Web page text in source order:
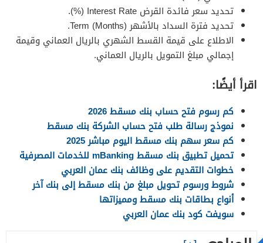
تحديد سعر فائدة القرض Interest Rate (%).
تحديد فترة السداد بالأشهر Term (Months).
الاطلاع على قيمة القسط الشهري بالريال العماني وقيمة
إجمالي مبلغ التمويل بالريال العماني.
اقرأ أيضًا:
كم رسوم فتح حساب بنك مسقط 2026
نموذج رسالة طلب فتح حساب الشركة بنك مسقط
كم سعر سهم بنك مسقط اليوم مباشر 2025
تحميل تطبيق بنك مسقط mBanking للخدمات المصرفية
خطوات التقديم على وظائف بنك عمان العربي
شروط ورسوم تحويل مبلغ من بنك مسقط إلى بنك آخر
أنواع بطاقات بنك مسقط ومميزاتها
سويفت كود بنك عمان العربي